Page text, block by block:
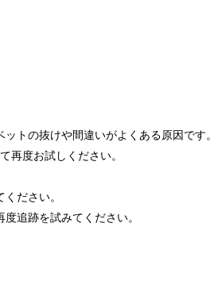
トの抜けや間違いがよくある原因です。
再度お試しください。
ださい。
追跡を試みてください。